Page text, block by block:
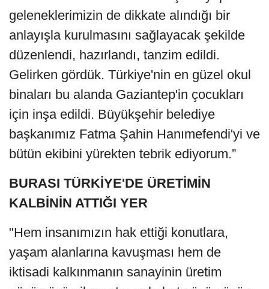
geleneklerimizin de dikkate alındığı bir
anlayışla kurulmasını sağlayacak şekilde
düzenlendi, hazırlandı, tanzim edildi.
Gelirken gördük. Türkiye'nin en güzel okul
binaları bu alanda Gaziantep'in çocukları
için inşa edildi. Büyükşehir belediye
başkanımız Fatma Şahin Hanımefendi'yi ve
bütün ekibini yürekten tebrik ediyorum.”
BURASI TÜRKİYE'DE ÜRETİMİN
KALBİNİN ATTIĞI YER
"Hem insanımızın hak ettiği konutlara,
yaşam alanlarına kavuşması hem de
iktisadi kalkınmanın sanayinin üretim